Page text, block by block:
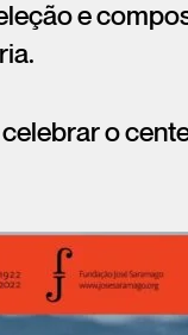
e
o